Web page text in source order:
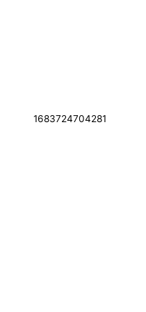
1683724704281